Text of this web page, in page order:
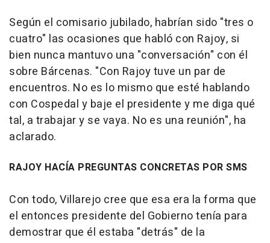
Según el comisario jubilado, habrían sido "tres o
cuatro" las ocasiones que habló con Rajoy, si
bien nunca mantuvo una "conversación" con él
sobre Bárcenas. "Con Rajoy tuve un par de
encuentros. No es lo mismo que esté hablando
con Cospedal y baje el presidente y me diga qué
tal, a trabajar y se vaya. No es una reunión", ha
aclarado.
RAJOY HACÍA PREGUNTAS CONCRETAS POR SMS
Con todo, Villarejo cree que esa era la forma que
el entonces presidente del Gobierno tenía para
demostrar que él estaba "detrás" de la